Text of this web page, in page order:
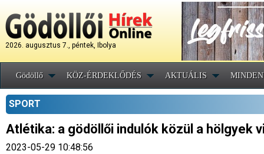
2026. augusztus 7., péntek, Ibolya
Gödöllő KÖZ-ÉRDEKLŐDÉS AKTUÁLIS
SPORT
Atlétika: a gödöllői indulók közül a hölgyek
2023-05-29 10:48:56